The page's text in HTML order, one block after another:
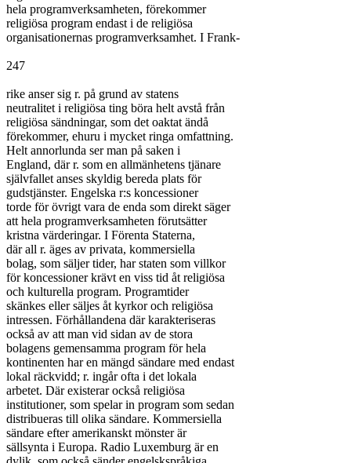
hela programverksamheten, förekommer
religiösa program endast i de religiösa
organisationernas programverksamhet. I Frank-
247
rike anser sig r. på grund av statens
neutralitet i religiösa ting böra helt avstå från
religiösa sändningar, som det oaktat ändå
förekommer, ehuru i mycket ringa omfattning.
Helt annorlunda ser man på saken i
England, där r. som en allmänhetens tjänare
självfallet anses skyldig bereda plats för
gudstjänster. Engelska r:s koncessioner
torde för övrigt vara de enda som direkt säger
att hela programverksamheten förutsätter
kristna värderingar. I Förenta Staterna,
där all r. äges av privata, kommersiella
bolag, som säljer tider, har staten som villkor
för koncessioner krävt en viss tid åt religiösa
och kulturella program. Programtider
skänkes eller säljes åt kyrkor och religiösa
intressen. Förhållandena där karakteriseras
också av att man vid sidan av de stora
bolagens gemensamma program för hela
kontinenten har en mängd sändare med endast
lokal räckvidd; r. ingår ofta i det lokala
arbetet. Där existerar också religiösa
institutioner, som spelar in program som sedan
distribueras till olika sändare. Kommersiella
sändare efter amerikanskt mönster är
sällsynta i Europa. Radio Luxemburg är en